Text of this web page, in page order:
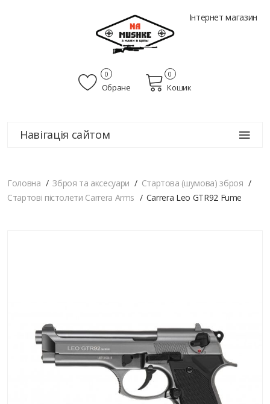
Інтернет магазин
Обране
0
Кошик
0
Навігація сайтом
Головна Зброя та аксесуари
Стартова (шумова) зброя
Стартові пістолети Carrera Arms
Carrera Leo GTR92 Fume